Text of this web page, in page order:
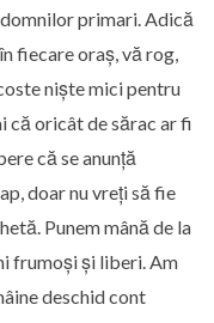
primari. Adică
fiecare oraș, vă rog,
niște mici pentru
că oricât de sărac ar fi
că se anunță
doar nu vreți să fie
Punem mână de la
frumoși și liberi. Am
deschid cont